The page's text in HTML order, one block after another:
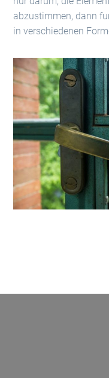
abzustimmen, dann
in verschiedenen